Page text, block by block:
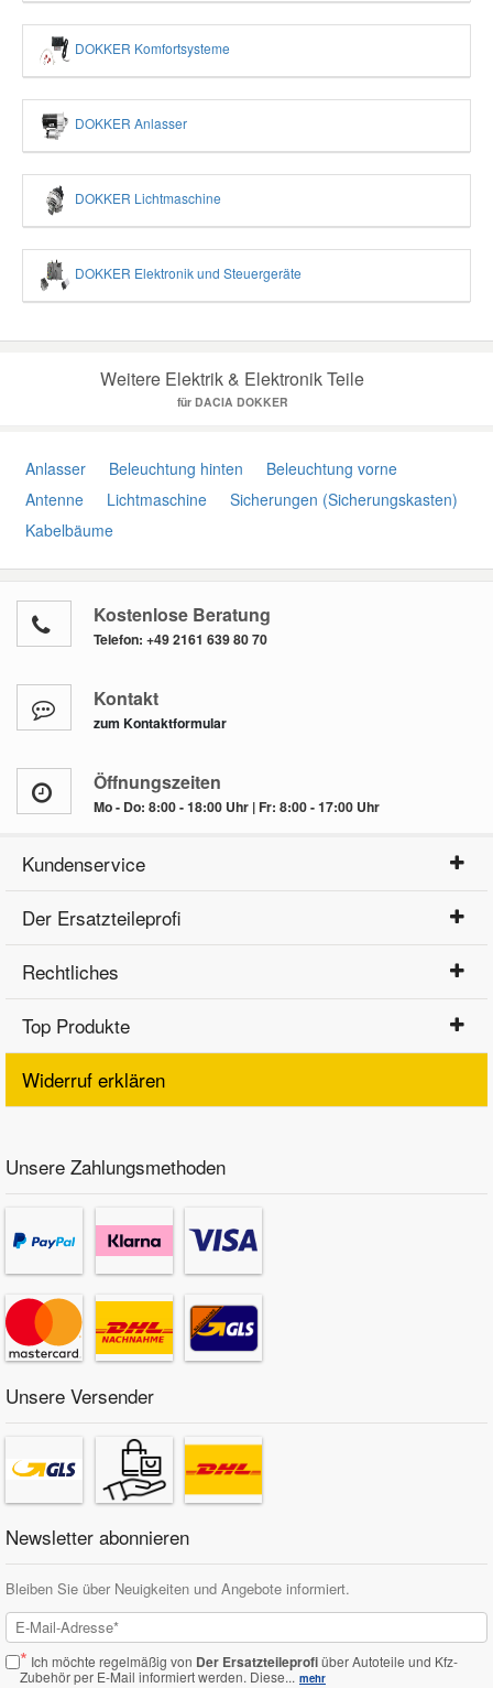
DOKKER Komfortsysteme
DOKKER Anlasser
DOKKER Lichtmaschine
DOKKER Elektronik und Steuergeräte
Weitere Elektrik & Elektronik Teile
für DACIA DOKKER
Anlasser Beleuchtung hinten
Beleuchtung vorne
Antenne
Lichtmaschine
Sicherungen (Sicherungskasten)
Kabelbäume
Kostenlose Beratung
Telefon: +49 2161 639 80 70
Kontakt
zum Kontaktformular
Öffnungszeiten
Mo - Do: 8:00 - 18:00 Uhr | Fr: 8:00 - 17:00 Uhr
Kundenservice
Der Ersatzteileprofi
Rechtliches
Top Produkte
Widerruf erklären
Unsere Zahlungsmethoden
Unsere Versender
Newsletter abonnieren
Bleiben Sie über Neuigkeiten und Angebote informiert.
* Ich möchte regelmäßig von Der Ersatzteileprofiüber Autoteile und Kfz-
Zubehör per E-Mail informiert werden. Diese... mehr